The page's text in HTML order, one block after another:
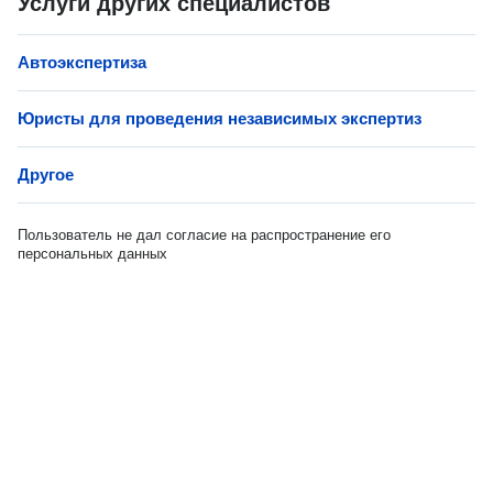
Автоэкспертиза
Юристы для проведения независимых экспертиз
Другое
Пользователь не дал согласие на распространение его
персональных данных